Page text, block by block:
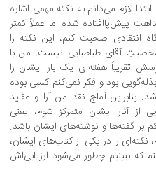
لازم می‌دانم به نکته مهمی اشاره
پیش‌پاافتاده شده اما عملاً کمتر
انتقادی صحبت کنم، این نکته را
آقای طباطبایی نیست. من با
تقریباً هفته‌ای یک ‌بار ایشان را
بود و فکر نمی‌کنم کسی بوده
بنابراین آماج نقد من آرا و عقاید
آثار ایشان متمرکز شوم، یعنی
بر گفته‌ها و نوشته‌های ایشان باشد.
نکته‌ای را در یکی از کتاب‌های ایشان،
که ببینیم چطور می‌شود ارزیابی‌اش